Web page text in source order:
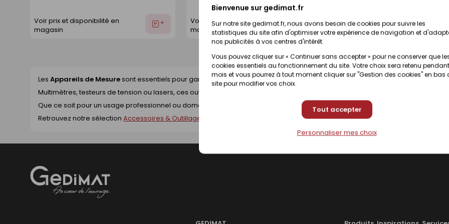
Bienvenue sur gedimat.fr
Sur notre site gedimat.fr, nous avons besoin de cookies pour suivre les
statistiques du site afin d'optimiser votre expérience de navigation et
nos publicités à vos centres d'intérêt.
Vous pouvez cliquer sur « Continuer sans accepter » pour ne conserver que
cookies essentiels au fonctionnement du site. Votre choix sera retenu pendant
mois et vous pourrez à tout moment cliquer sur "Gestion des cookies" en bas
site pour modifier vos choix.
Tout accepter
Personnaliser mes choix
Voir prix et disponibilité en
magasin
Ajouter
Voir prix et disponibilité en
magasin
Ajouter
au
devis
Voir prix et disponibilité en
magasin
Les Appareils de Mesuresont essentiels pour garantir la précision et la sécurité de vos installations électriques.
Multimètres, testeurs de tension ou lasers, ces outils permettent de contrôler la conformité et d’éviter tout risque électrique.
Que ce soit pour un usage professionnel ou domestique, optez pour des équipements fiables et performants.
Retrouvez notre sélection Accessoires & Outillage adaptée à vos besoins pour vos travaux d’installation, de maintenance ou